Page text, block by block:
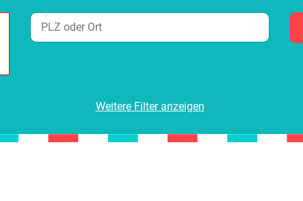
Weitere Filter anzeigen